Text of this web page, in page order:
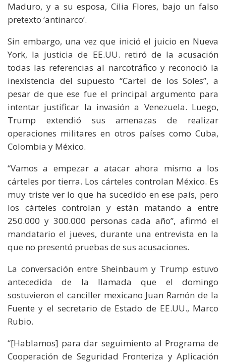
Maduro, y a su esposa, Cilia Flores, bajo un falso
pretexto ‘antinarco’.
Sin embargo, una vez que inició el juicio en Nueva
York, la justicia de EE.UU. retiró de la acusación
todas las referencias al narcotráfico y reconoció la
inexistencia del supuesto “Cartel de los Soles”, a
pesar de que ese fue el principal argumento para
intentar justificar la invasión a Venezuela. Luego,
Trump extendió sus amenazas de realizar
operaciones militares en otros países como Cuba,
Colombia y México.
“Vamos a empezar a atacar ahora mismo a los
cárteles por tierra. Los cárteles controlan México. Es
muy triste ver lo que ha sucedido en ese país, pero
los cárteles controlan y están matando a entre
250.000 y 300.000 personas cada año”, afirmó el
mandatario el jueves, durante una entrevista en la
que no presentó pruebas de sus acusaciones.
La conversación entre Sheinbaum y Trump estuvo
antecedida de la llamada que el domingo
sostuvieron el canciller mexicano Juan Ramón de la
Fuente y el secretario de Estado de EE.UU., Marco
Rubio.
“[Hablamos] para dar seguimiento al Programa de
Cooperación de Seguridad Fronteriza y Aplicación